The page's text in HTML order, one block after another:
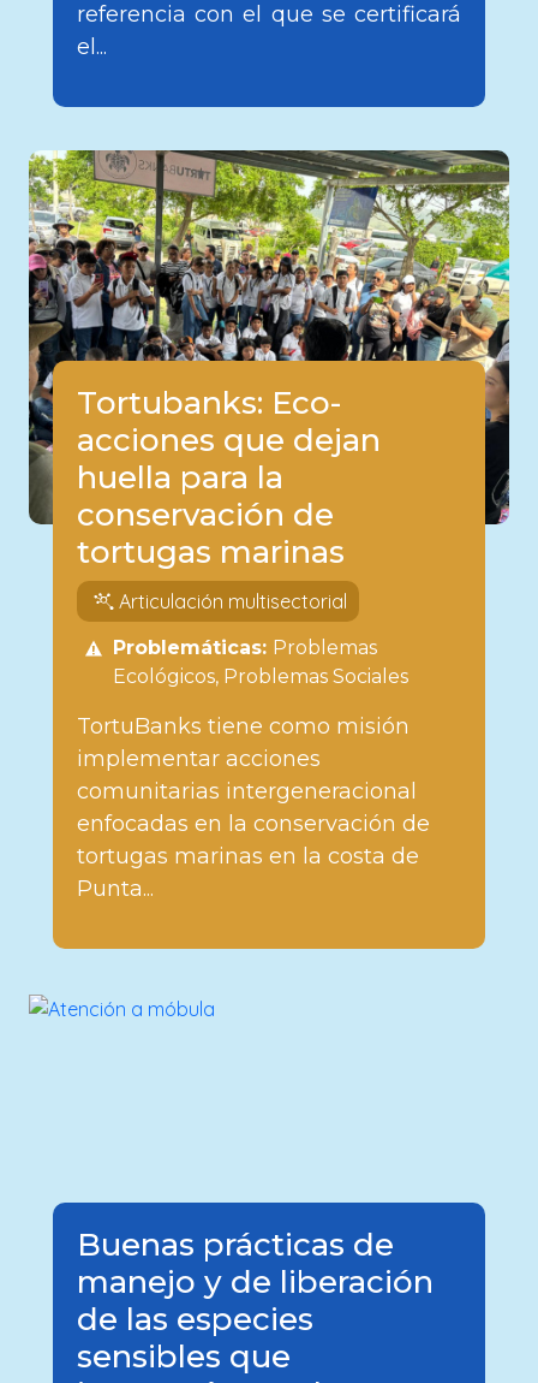
referencia con el que se certificará
el...
Tortubanks: Eco-
acciones que dejan
huella para la
conservación de
tortugas marinas
Articulación multisectorial
Problemáticas: Problemas
Ecológicos Problemas Sociales
TortuBanks tiene como misión
implementar acciones
comunitarias intergeneracional
enfocadas en la conservación de
tortugas marinas en la costa de
Punta...
Buenas prácticas de
manejo y de liberación
de las especies
sensibles que